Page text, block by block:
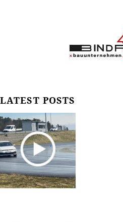
LATEST POSTS